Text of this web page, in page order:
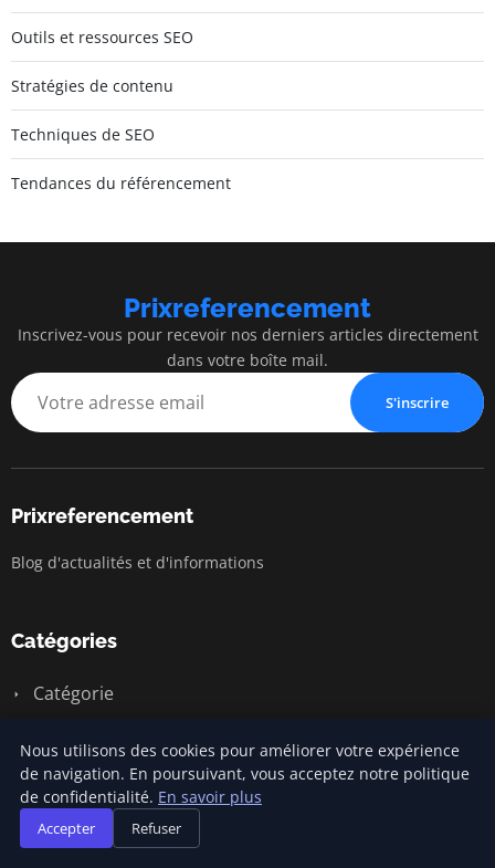
Outils et ressources SEO
Stratégies de contenu
Techniques de SEO
Tendances du référencement
Prixreferencement
Inscrivez-vous pour recevoir nos derniers articles directement
dans votre boîte mail.
S'inscrire
Prixreferencement
Blog d'actualités et d'informations
Catégories
Catégorie
Outils et ressources SEO
Stratégies de contenu
Techniques de SEO
Nous utilisons des cookies pour améliorer votre expérience
de navigation. En poursuivant, vous acceptez notre politique
de confidentialité. En savoir plus
Accepter Refuser